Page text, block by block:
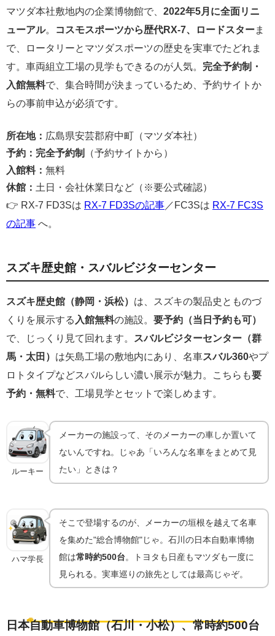
マツダ本社敷地内の企業博物館で、 2022年5月に全面リニ
ューアル。 コスモスポーツから歴代RX-7、ロードスターま
で、ロータリーとマツダスポーツの歴史を実車でたどれま
す。車両組立工場の見学もできるのが人気。 完全予約制・
入館無料で、集合時間が決まっているため、予約サイトか
らの事前申込が必須です。
所在地： 広島県安芸郡府中町（マツダ本社）
予約： 完全予約制
（予約サイトから）
入館料： 無料
休館： 土日・会社休業日など（※要公式確認）
👉 RX-7 FD3Sは RX-7 FD3Sの記事 ／FC3Sは RX-7 FC3S
の記事 へ。
スズキ歴史館・スバルビジターセンター
スズキ歴史館（静岡・浜松） は、スズキの製品史とものづ
くりを展示する 入館無料の施設。 要予約（当日予約も可）
で、じっくり見て回れます。
スバルビジターセンター（群
馬・太田） は矢島工場の敷地内にあり、名車スバル360やプ
ロトタイプなどスバルらしい濃い展示が魅力。こちらも要
予約・無料で、工場見学とセットで楽しめます。
ルーキー
メーカーの施設って、そのメーカーの車しか置いて
ないんですね。じゃあ「いろんな名車をまとめて見
たい」ときは？
ハマ学長
そこで登場するのが、メーカーの垣根を越えて名車
を集めた"総合博物館"じゃ。石川の日本自動車博物
館は常時約500台 。トヨタも日産もマツダも一度に
見られる。実車巡りの旅先としては最高じゃぞ。
🚙 メーカー横断
日本自動車博物館（石川・小松）、常時約500台